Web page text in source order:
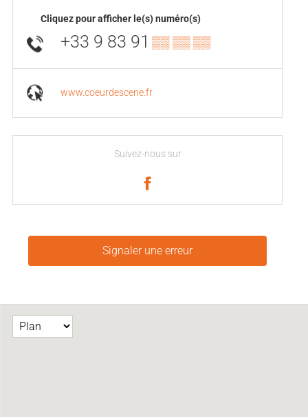
Cliquez pour afficher le(s) numéro(s)
+33 9 83 91 ▒▒ ▒▒ ▒▒
www.coeurdescene.fr
Suivez-nous sur
Signaler une erreur